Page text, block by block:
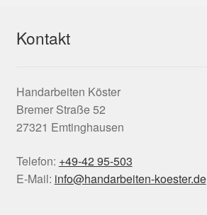
Kontakt
Handarbeiten Köster
Bremer Straße 52
27321 Emtinghausen
Telefon: +49-42 95-503
E-Mail: info@handarbeiten-koester.de